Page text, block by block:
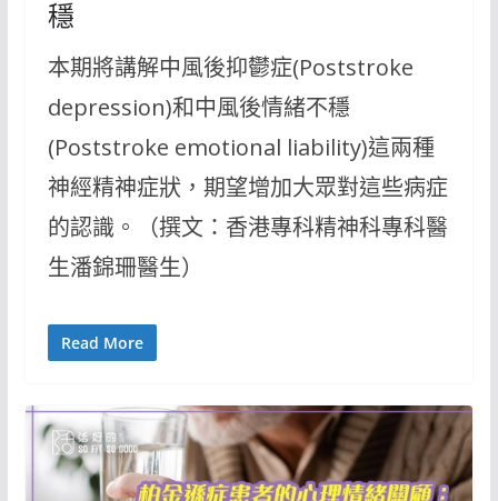
穩
本期將講解中風後抑鬱症(Poststroke
depression)和中風後情緒不穩
(Poststroke emotional liability)這兩種
神經精神症狀，期望增加大眾對這些病症
的認識。（撰文：香港專科精神科專科醫
生潘錦珊醫生）
Read More